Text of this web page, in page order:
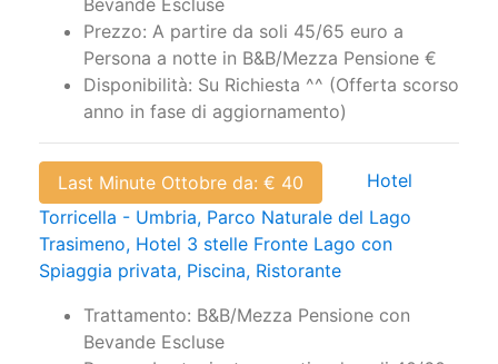
Prezzo: A partire da soli 45/65 euro a
Persona a notte in B&B/Mezza Pensione €
Disponibilità: Su Richiesta ^^ (Offerta scorso
anno in fase di aggiornamento)
Last Minute Ottobre da: € 40
Torricella - Umbria, Parco Naturale del Lago
Trasimeno, Hotel 3 stelle Fronte Lago con
Spiaggia privata, Piscina, Ristorante
Bevande Escluse
Prezzo: Last minute a partire da soli 40/60